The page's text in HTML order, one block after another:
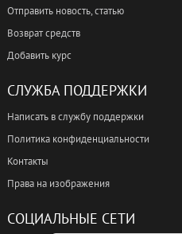
Отправить новость, статью
Возврат средств
Добавить курс
СЛУЖБА ПОДДЕРЖКИ
Написать в службу поддержки
Политика конфиденциальности
Контакты
Права на изображения
СОЦИАЛЬНЫЕ СЕТИ